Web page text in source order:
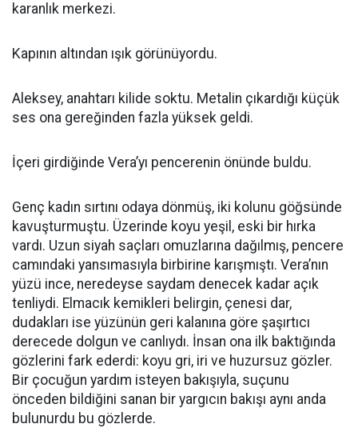
karanlık merkezi.
Kapının altından ışık görünüyordu.
Aleksey, anahtarı kilide soktu. Metalin çıkardığı küçük
ses ona gereğinden fazla yüksek geldi.
İçeri girdiğinde Vera’yı pencerenin önünde buldu.
Genç kadın sırtını odaya dönmüş, iki kolunu göğsünde
kavuşturmuştu. Üzerinde koyu yeşil, eski bir hırka
vardı. Uzun siyah saçları omuzlarına dağılmış, pencere
camındaki yansımasıyla birbirine karışmıştı. Vera’nın
yüzü ince, neredeyse saydam denecek kadar açık
tenliydi. Elmacık kemikleri belirgin, çenesi dar,
dudakları ise yüzünün geri kalanına göre şaşırtıcı
derecede dolgun ve canlıydı. İnsan ona ilk baktığında
gözlerini fark ederdi: koyu gri, iri ve huzursuz gözler.
Bir çocuğun yardım isteyen bakışıyla, suçunu
önceden bildiğini sanan bir yargıcın bakışı aynı anda
bulunurdu bu gözlerde.